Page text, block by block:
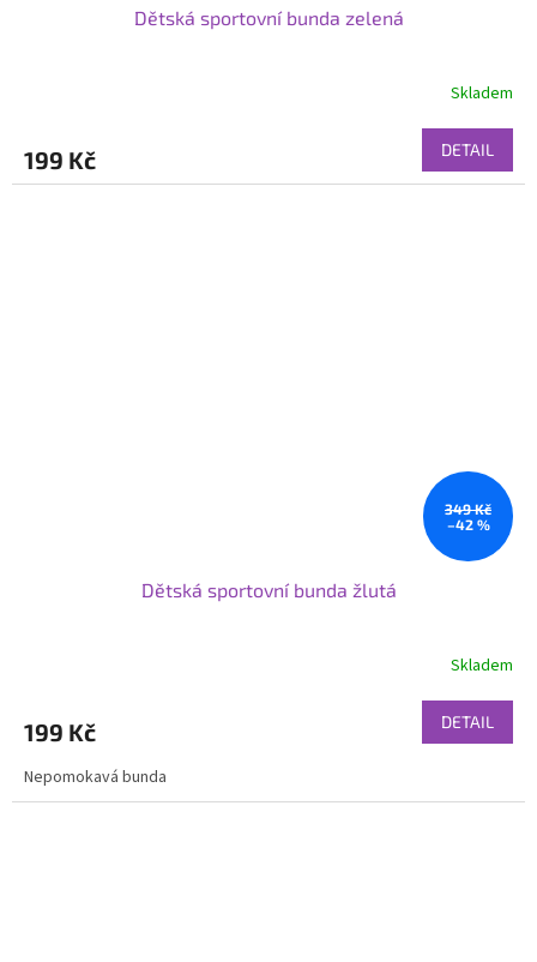
Dětská sportovní bunda zelená
Skladem
199 Kč DETAIL
349 Kč
–42 %
Dětská sportovní bunda žlutá
Skladem
199 Kč DETAIL
Nepomokavá bunda